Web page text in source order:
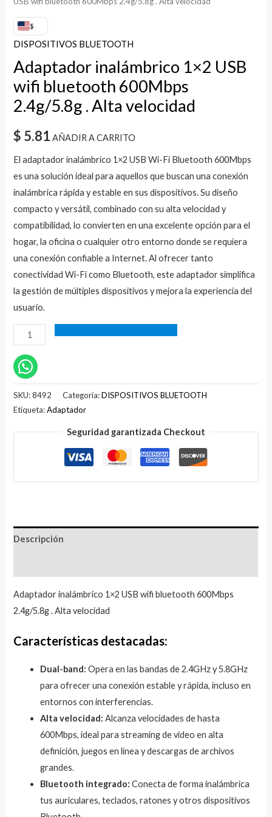
$
DISPOSITIVOS BLUETOOTH
Adaptador inalámbrico 1×2 USB
wifi bluetooth 600Mbps
2.4g/5.8g . Alta velocidad
$ 5.81 AÑADIR A CARRITO
El adaptador inalámbrico 1×2 USB Wi-Fi Bluetooth 600Mbps
es una solución ideal para aquellos que buscan una conexión
inalámbrica rápida y estable en sus dispositivos. Su diseño
compacto y versátil, combinado con su alta velocidad y
compatibilidad, lo convierten en una excelente opción para el
hogar, la oficina o cualquier otro entorno donde se requiera
una conexión confiable a Internet. Al ofrecer tanto
conectividad Wi-Fi como Bluetooth, este adaptador simplifica
la gestión de múltiples dispositivos y mejora la experiencia del
usuario.
SKU:8492 Categoría:DISPOSITIVOS BLUETOOTH
Etiqueta:Adaptador
Seguridad garantizada Checkout
Descripción
Adaptador inalámbrico 1×2 USB wifi bluetooth 600Mbps
2.4g/5.8g . Alta velocidad
Características destacadas:
Dual-band: Opera en las bandas de 2.4GHz y 5.8GHz
para ofrecer una conexión estable y rápida, incluso en
entornos con interferencias.
Alta velocidad: Alcanza velocidades de hasta
600Mbps, ideal para streaming de video en alta
definición, juegos en línea y descargas de archivos
grandes.
Bluetooth integrado: Conecta de forma inalámbrica
tus auriculares, teclados, ratones y otros dispositivos